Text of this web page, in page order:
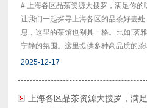
# 上海各区品茶资源大搜罗，满足你
让我们一起探寻上海各区的品茶好去
息，这里的茶馆也别具一格。比如“茗
宁静的氛围。这里提供多种高品质的
2025-12-17
上海各区品茶资源大搜罗，满